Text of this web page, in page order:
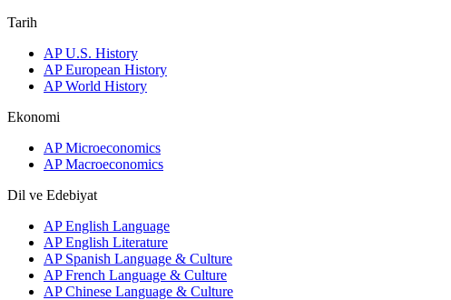
Tarih
AP U.S. History
AP European History
AP World History
Ekonomi
AP Microeconomics
AP Macroeconomics
Dil ve Edebiyat
AP English Language
AP English Literature
AP Spanish Language & Culture
AP French Language & Culture
AP Chinese Language & Culture